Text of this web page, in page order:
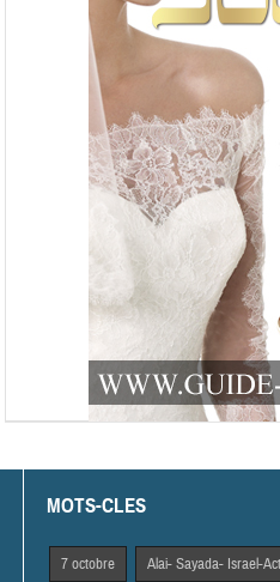
MOTS-CLES
7 octobre Alai- Sayada- Israel-